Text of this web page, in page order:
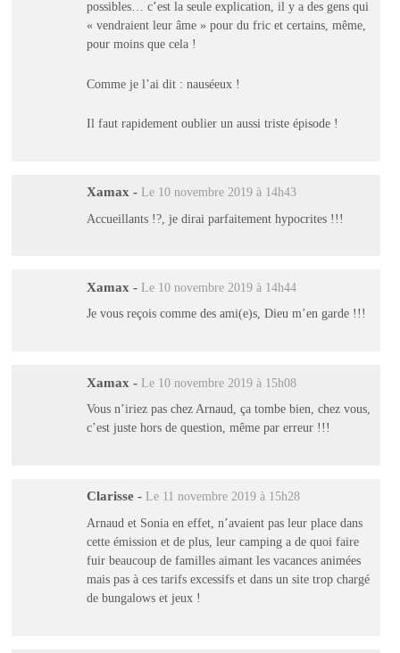
possibles… c’est la seule explication, il y a des gens qui
« vendraient leur âme » pour du fric et certains, même,
pour moins que cela !
Comme je l’ai dit : nauséeux !
Il faut rapidement oublier un aussi triste épisode !
Xamax - Le 10 novembre 2019 à 14h43
Accueillants !?, je dirai parfaitement hypocrites !!!
Xamax - Le 10 novembre 2019 à 14h44
Je vous reçois comme des ami(e)s, Dieu m’en garde !!!
Xamax - Le 10 novembre 2019 à 15h08
Vous n’iriez pas chez Arnaud, ça tombe bien, chez vous,
c’est juste hors de question, même par erreur !!!
Clarisse - Le 11 novembre 2019 à 15h28
Arnaud et Sonia en effet, n’avaient pas leur place dans
cette émission et de plus, leur camping a de quoi faire
fuir beaucoup de familles aimant les vacances animées
mais pas à ces tarifs excessifs et dans un site trop chargé
de bungalows et jeux !